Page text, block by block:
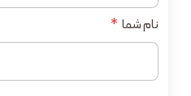
نام شما *